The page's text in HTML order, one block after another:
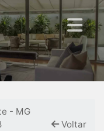
- MG
Voltar